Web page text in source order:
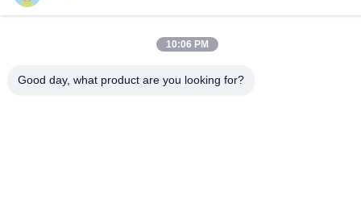
গোপনীয়তা নীতি |সাইট ম্যাপ
10:06 PM
Good day, what product are you looking for?